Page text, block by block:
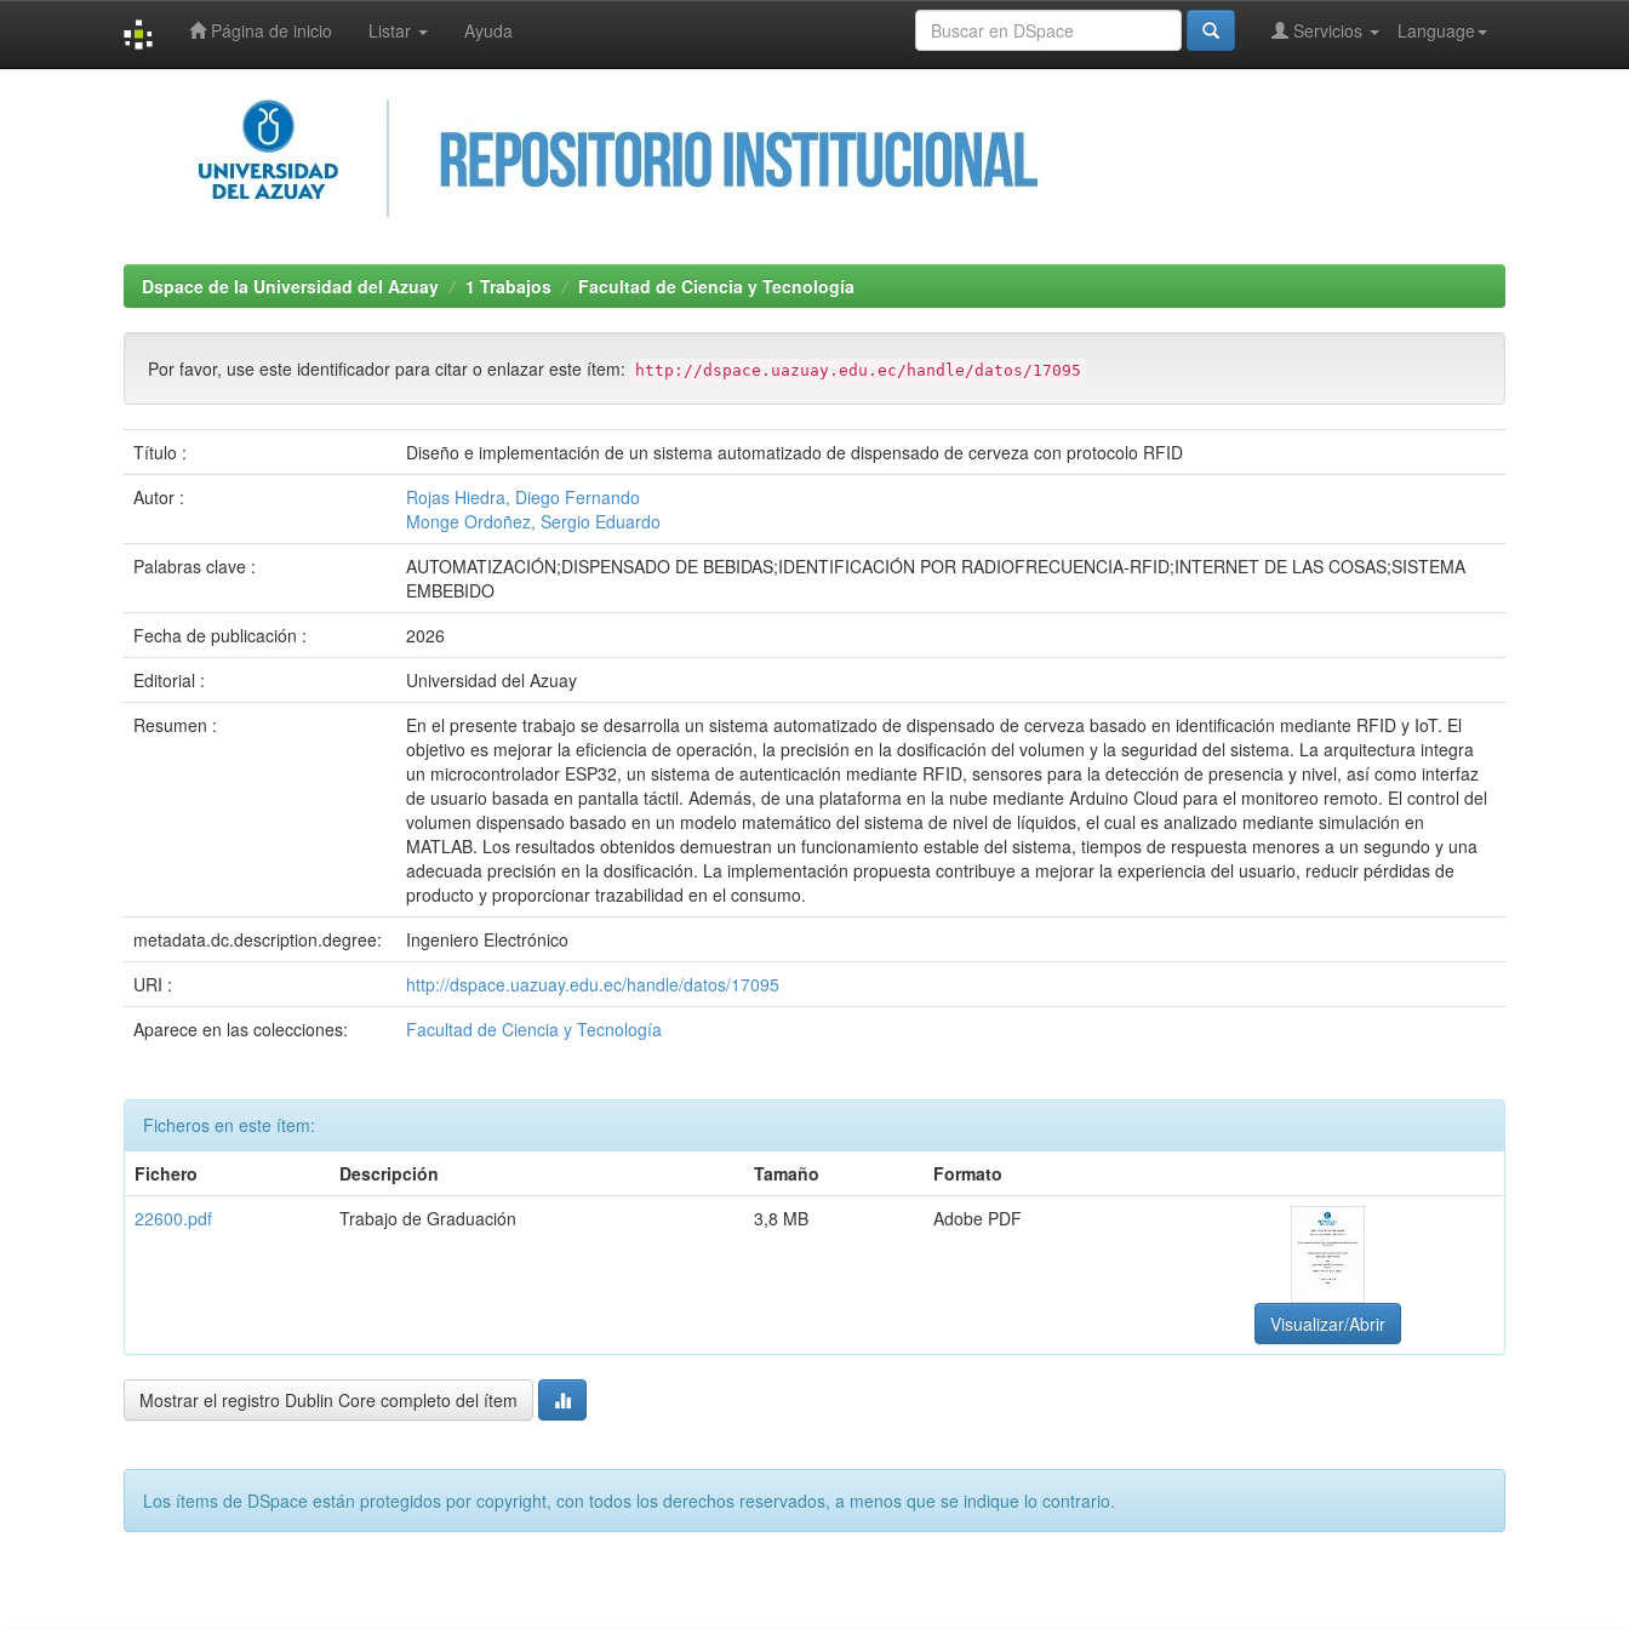
Página de inicio Listar Ayuda Language
Servicios
Dspace de la Universidad del Azuay 1 Trabajos Facultad de Ciencia y Tecnología
Por favor, use este identificador para citar o enlazar este ítem: http://dspace.uazuay.edu.ec/handle/datos/17095
Título :
Diseño e implementación de un sistema automatizado de dispensado de cerveza con protocolo RFID
Autor :
Rojas Hiedra, Diego Fernando
Monge Ordoñez, Sergio Eduardo
Palabras clave :
AUTOMATIZACIÓN;DISPENSADO DE BEBIDAS;IDENTIFICACIÓN POR RADIOFRECUENCIA-RFID;INTERNET DE LAS COSAS;SISTEMA
EMBEBIDO
Fecha de publicación :
2026
Editorial :
Universidad del Azuay
Resumen :
En el presente trabajo se desarrolla un sistema automatizado de dispensado de cerveza basado en identificación mediante RFID y IoT. El
objetivo es mejorar la eficiencia de operación, la precisión en la dosificación del volumen y la seguridad del sistema. La arquitectura integra
un microcontrolador ESP32, un sistema de autenticación mediante RFID, sensores para la detección de presencia y nivel, así como interfaz
de usuario basada en pantalla táctil. Además, de una plataforma en la nube mediante Arduino Cloud para el monitoreo remoto. El control del
volumen dispensado basado en un modelo matemático del sistema de nivel de líquidos, el cual es analizado mediante simulación en
MATLAB. Los resultados obtenidos demuestran un funcionamiento estable del sistema, tiempos de respuesta menores a un segundo y una
adecuada precisión en la dosificación. La implementación propuesta contribuye a mejorar la experiencia del usuario, reducir pérdidas de
producto y proporcionar trazabilidad en el consumo.
metadata.dc.description.degree:
Ingeniero Electrónico
URI :
http://dspace.uazuay.edu.ec/handle/datos/17095
Aparece en las colecciones:
Facultad de Ciencia y Tecnología
Ficheros en este ítem:
Fichero
Descripción Tamaño
Formato
22600.pdf
Trabajo de Graduación 3,8 MB Adobe PDF
Visualizar/Abrir
Mostrar el registro Dublin Core completo del ítem
Los ítems de DSpace están protegidos por copyright, con todos los derechos reservados, a menos que se indique lo contrario.